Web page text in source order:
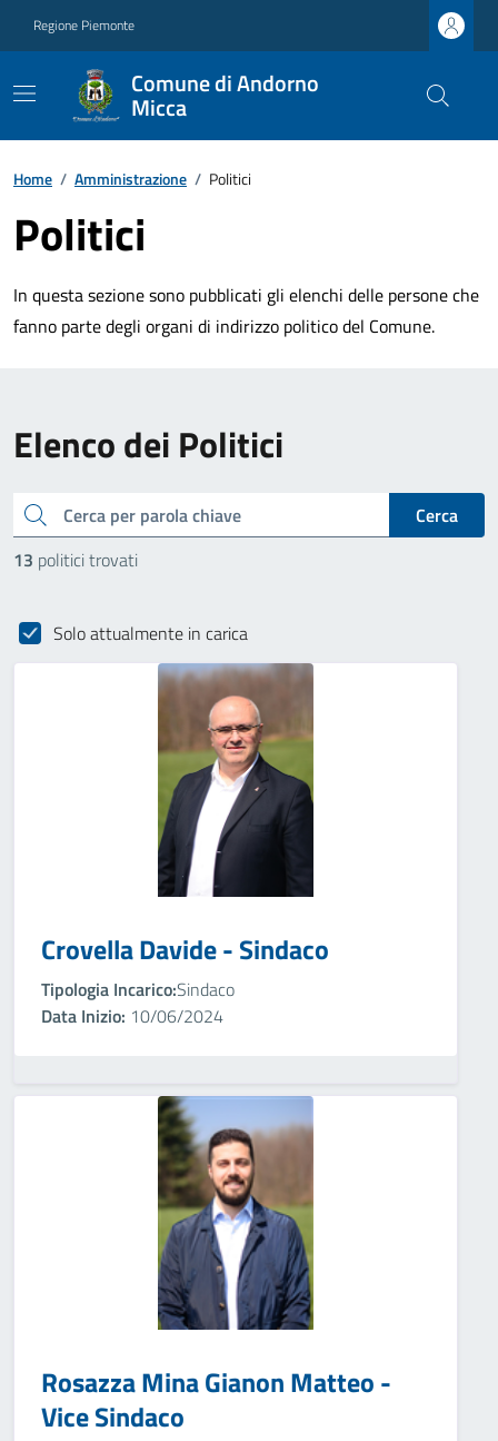
Regione Piemonte
Comune di Andorno
Micca
Home / Amministrazione / Politici
Politici
In questa sezione sono pubblicati gli elenchi delle persone che
fanno parte degli organi di indirizzo politico del Comune.
Elenco dei Politici
cerca
Cerca
13 politici trovati
Solo attualmente in carica
Crovella Davide - Sindaco
Tipologia Incarico:Sindaco
Data Inizio: 10/06/2024
Rosazza Mina Gianon Matteo -
Vice Sindaco